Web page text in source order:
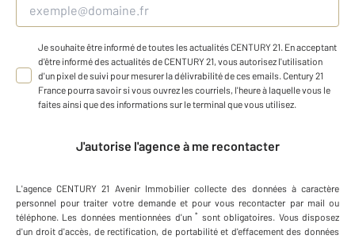
Je souhaite être informé de toutes les actualités CENTURY 21. En acceptant
d'être informé des actualités de CENTURY 21, vous autorisez l'utilisation
d'un pixel de suivi pour mesurer la délivrabilité de ces emails. Century 21
France pourra savoir si vous ouvrez les courriels, l'heure à laquelle vous le
faites ainsi que des informations sur le terminal que vous utilisez.
J'autorise l'agence à me recontacter
L'agence CENTURY 21 Avenir Immobilier collecte des données à caractère
personnel pour traiter votre demande et pour vous recontacter par mail ou
téléphone. Les données mentionnées d'un * sont obligatoires. Vous disposez
d'un droit d'accès, de rectification, de portabilité et d'effacement des données